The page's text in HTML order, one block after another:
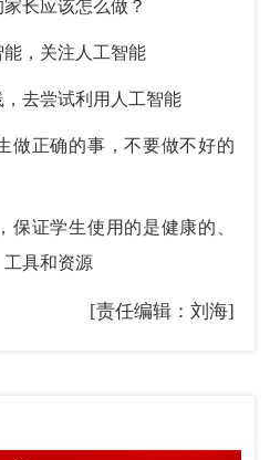
长应该怎么做？
，关注人工智能
去尝试利用人工智能
正确的事，不要做不好的
证学生使用的是健康的、
具和资源
[责任编辑：刘海]